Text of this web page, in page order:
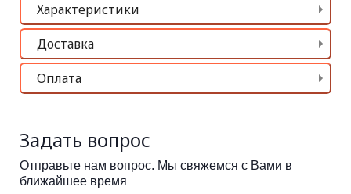
Характеристики
Доставка
Оплата
Задать вопрос
Отправьте нам вопрос. Мы свяжемся с Вами в
ближайшее время